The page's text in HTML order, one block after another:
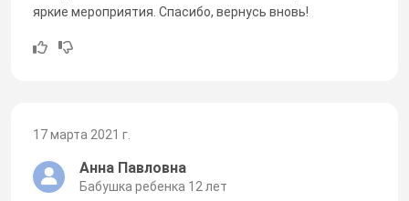
яркие мероприятия. Спасибо, вернусь вновь!
17 марта 2021 г.
Анна Павловна
Бабушка ребенка 12 лет